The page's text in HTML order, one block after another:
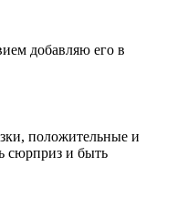
добавляю его в
положительные и
сюрприз и быть